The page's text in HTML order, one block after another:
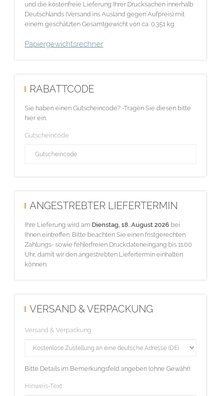
und die kostenfreie Lieferung Ihrer Drucksachen innerhalb
Deutschlands (Versand ins Ausland gegen Aufpreis) mit
einem geschätzten Gesamtgewicht von ca. 0.351 kg.
Papiergewichtsrechner
RABATTCODE
Sie haben einen Gutscheincode? -Tragen Sie diesen bitte
hier ein.
Gutscheincode
ANGESTREBTER LIEFERTERMIN
Ihre Lieferung wird am Dienstag, 18. August 2026 bei
Ihnen eintreffen. Bitte beachten Sie einen fristgerechten
Zahlungs- sowie fehlerfreien Druckdateneingang bis 11:00
Uhr, damit wir den angestrebten Liefertermin einhalten
können.
VERSAND & VERPACKUNG
Versand & Verpackung
Bitte Details im Bemerkungsfeld angeben (ohne Gewähr):
Hinweis-Text